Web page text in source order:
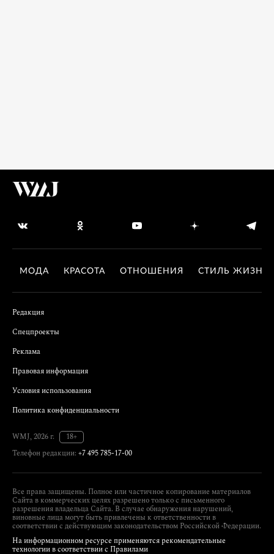
МОДА КРАСОТА ОТНОШЕНИЯ СТИЛЬ ЖИЗНИ
Редакция
Спецпроекты
Реклама
Правовая информация
Условия использования
Политика конфиденциальности
WMJ, 2026 г.
18+
Телефон редакции: +7 495 785-17-00
Все права защищены. Полное или частичное копирование материалов
Сайта в коммерческих целях разрешено только с письменного
разрешения владельца Сайта. В случае обнаружения нарушений,
виновные лица могут быть привлечены к ответственности в
соответствии с действующим законодательством Российской Федерации.
На информационном ресурсе применяются рекомендательные
технологии в соответствии с Правилами